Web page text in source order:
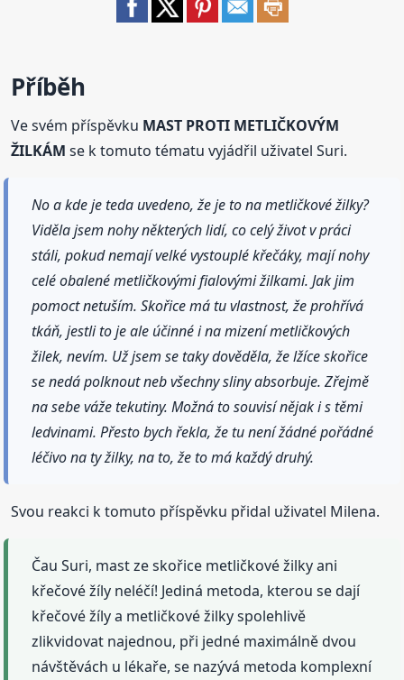
Příběh
Ve svém příspěvku MAST PROTI METLIČKOVÝM
ŽILKÁM se k tomuto tématu vyjádřil uživatel Suri.
No a kde je teda uvedeno, že je to na metličkové žilky?
Viděla jsem nohy některých lidí, co celý život v práci
stáli, pokud nemají velké vystouplé křečáky, mají nohy
celé obalené metličkovými fialovými žilkami. Jak jim
pomoct netuším. Skořice má tu vlastnost, že prohřívá
tkáň, jestli to je ale účinné i na mizení metličkových
žilek, nevím. Už jsem se taky dověděla, že lžíce skořice
se nedá polknout neb všechny sliny absorbuje. Zřejmě
na sebe váže tekutiny. Možná to souvisí nějak i s těmi
ledvinami. Přesto bych řekla, že tu není žádné pořádné
léčivo na ty žilky, na to, že to má každý druhý.
Svou reakci k tomuto příspěvku přidal uživatel Milena.
Čau Suri, mast ze skořice metličkové žilky ani
křečové žíly neléčí! Jediná metoda, kterou se dají
křečové žíly a metličkové žilky spolehlivě
zlikvidovat najednou, při jedné maximálně dvou
návštěvách u lékaře, se nazývá metoda komplexní